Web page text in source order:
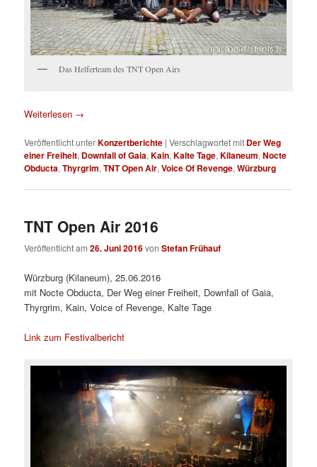
Das Helferteam des TNT Open Airs
Weiterlesen →
Veröffentlicht unterKonzertberichte |Verschlagwortet mit Der Weg
einer Freiheit, Downfall of Gaia,Kain,Kalte Tage,Kilaneum,Nocte
Obducta,Thyrgrim,TNT Open Air,Voice Of Revenge,Würzburg
TNT Open Air 2016
Veröffentlicht am26. Juni 2016vonStefan Frühauf
Würzburg (Kilaneum), 25.06.2016
mit Nocte Obducta, Der Weg einer Freiheit, Downfall of Gaia,
Thyrgrim, Kain, Voice of Revenge, Kalte Tage
Link zum Festivalbericht